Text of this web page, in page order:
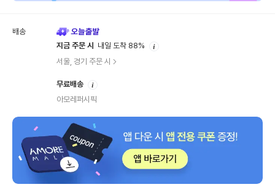
배송
지금 주문 시
내일 도착 88%
서울, 경기 주문 시
무료배송
아모레퍼시픽